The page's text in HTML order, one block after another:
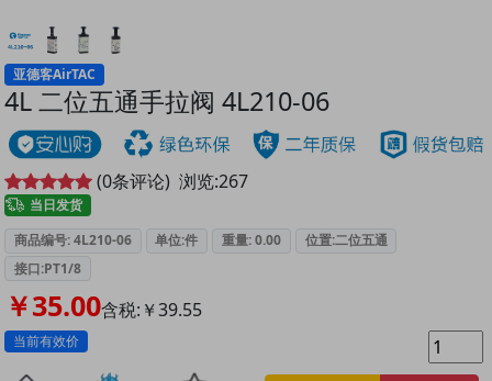
亚德客AirTAC
4L 二位五通手拉阀 4L210-06
(0条评论) 浏览:267
当日发货
商品编号: 4L210-06
单位:件 重量: 0.00
位置:二位五通
接口:PT1/8
￥35.00含税:￥39.55
当前有效价